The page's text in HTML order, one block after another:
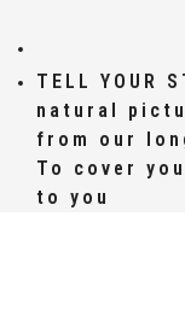
TELL YOUR
natural
from our
To cover
to you